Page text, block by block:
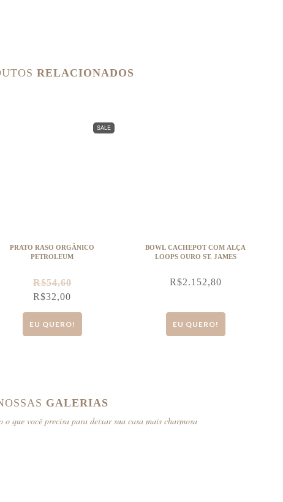
RELACIONADOS
SALE
PRATO RASO ORGÂNICO
PETROLEUM
R$54,60
R$32,00
EU QUERO!
BOWL CACHEPOT COM ALÇA
LOOPS OURO ST. JAMES
R$2.152,80
EU QUERO!
GALERIAS
o que você precisa para deixar sua casa mais charmosa